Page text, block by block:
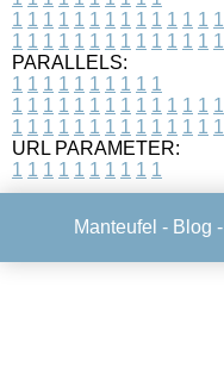
1 1 1 1 1 1 1 1 1 1 1 1 1 1
1 1 1 1 1 1 1 1 1 1 1 1 1 1
PARALLELS:
1 1 1 1 1 1 1 1 1 1
1 1 1 1 1 1 1 1 1 1 1 1 1 1
1 1 1 1 1 1 1 1 1 1 1 1 1 1
URL PARAMETER:
1 1 1 1 1 1 1 1 1 1
Manteufel - Blog